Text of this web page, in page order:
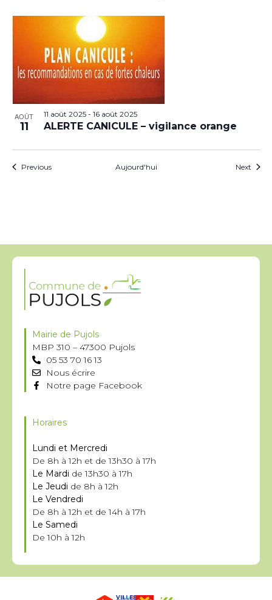
AOÛT
11
11 août 2025- 16 août 2025
ALERTE CANICULE – vigilance orange
PreviousÉvènements Aujourd'hui Next
Mairie de Pujols
MBP 310 – 47300 Pujols
05 53 70 16 13
Nous écrire
Notre page Facebook
Horaires
Lundi et Mercredi
De 8h à 12h et de 13h30 à 17h
Le Mardi de 13h30 à 17h
Le Jeudi de 8h à 12h
Le Vendredi
De 8h à 12h et de 14h à 17h
Le Samedi
De 10h à 12h